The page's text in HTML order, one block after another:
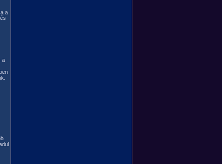
a
a